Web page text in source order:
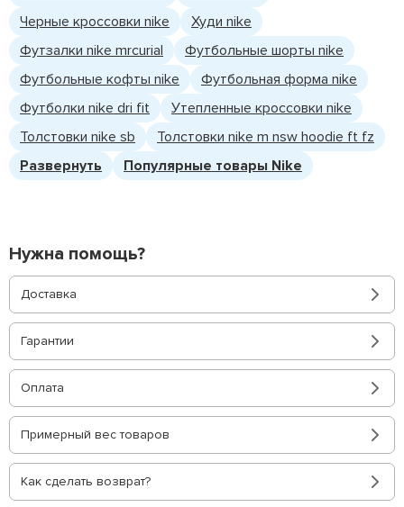
Черные кроссовки nike
Худи nike
Футзалки nike mrcurial
Футбольные шорты nike
Футбольные кофты nike
Футбольная форма nike
Футболки nike dri fit
Утепленные кроссовки nike
Толстовки nike sb
Толстовки nike m nsw hoodie ft fz
Развернуть
Популярные товары Nike
Нужна помощь?
Доставка
Гарантии
Оплата
Примерный вес товаров
Как сделать возврат?